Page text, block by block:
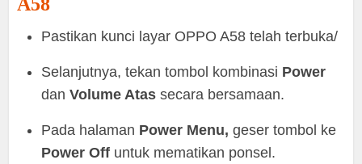
A58
Pastikan kunci layar OPPO A58 telah terbuka/
Selanjutnya, tekan tombol kombinasi Power
danVolume Atas secara bersamaan.
Pada halaman Power Menu, geser tombol ke
Power Off untuk mematikan ponsel.